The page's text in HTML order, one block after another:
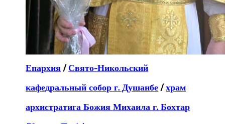
Епархия /Свято-Никольский
кафедральный собор г. Душанбе /храм
архистратига Божия Михаила г. Бохтар